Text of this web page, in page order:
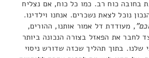
בחובה כוח רב. כמו כל כוח, אם נצליח
נוכל לצאת נשכרים. אנחנו וילדינו.
, מעודדת דל אמור אותנו, ההורים,
לחבר את הפאזל בצורה הנכונה ביותר
בתוך תהליך שכזה שדורש ניסוי